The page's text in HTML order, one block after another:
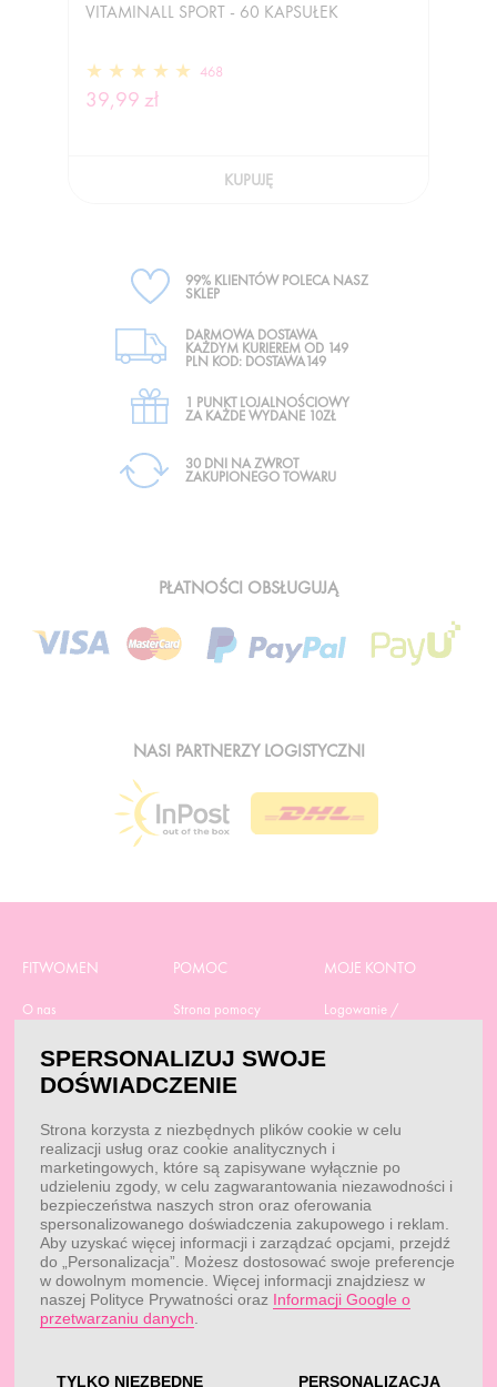
VITAMINALL SPORT - 60 KAPSUŁEK
468
39,99 zł
KUPUJĘ
99% KLIENTÓW POLECA NASZ
SKLEP
DARMOWA DOSTAWA
KAŻDYM KURIEREM OD 149
PLN KOD: DOSTAWA149
1 PUNKT LOJALNOŚCIOWY
ZA KAŻDE WYDANE 10ZŁ
30 DNI NA ZWROT
ZAKUPIONEGO TOWARU
PŁATNOŚCI OBSŁUGUJĄ
NASI PARTNERZY LOGISTYCZNI
FITWOMEN
O nas
RODO
Obowiązek
Dane do przelewu
Przepisy
Blog
POMOC
Strona pomocy
Regulamin zakupów
Aktualne promocje
Odstąp od umowy tutaj
Dobór suplementacji
Kontakt
MOJE KONTO
Logowanie /
Moje zamówienia
KONTAKT
Obsługa klienta:
pon. - pt.: 7:00 - 18:00
Obsługa klienta:
reklamacje@fitwomen.pl
SPERSONALIZUJ SWOJE
DOŚWIADCZENIE
Strona korzysta z niezbędnych plików cookie w celu
realizacji usług oraz cookie analitycznych i
marketingowych, które są zapisywane wyłącznie po
udzieleniu zgody, w celu zagwarantowania niezawodności i
bezpieczeństwa naszych stron oraz oferowania
spersonalizowanego doświadczenia zakupowego i reklam.
Aby uzyskać więcej informacji i zarządzać opcjami, przejdź
do „Personalizacja”. Możesz dostosować swoje preferencje
w dowolnym momencie. Więcej informacji znajdziesz w
naszej Polityce Prywatności oraz Informacji Google o
przetwarzaniu danych
TYLKO NIEZBĘDNE PERSONALIZACJA